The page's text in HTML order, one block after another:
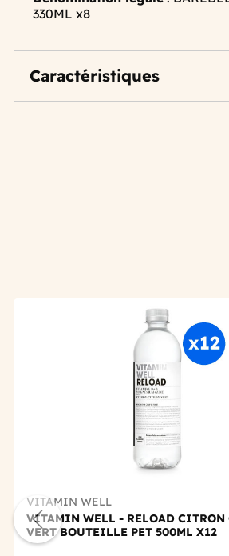
330ML x8
Caractéristiques
VITAMIN WELL
VITAMIN WELL - RELOAD CITRON
VERT BOUTEILLE PET 500ML X12